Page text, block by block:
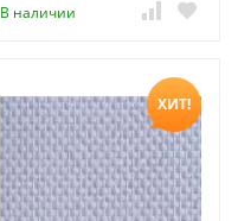
В наличии
ХИТ!